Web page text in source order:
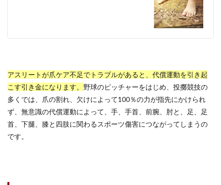
アスリートが爪ケア不足でトラブルがあると、代償運動を引き起
こす引き金になります。 野球のピッチャーをはじめ、投擲競技の
多くでは、爪の割れ、欠けによって100％の力が指先にかけられ
ず、無意識の代償運動によって、手、手首、前腕、肘と、足、足
首、下腿、膝と四肢に関わるスポーツ傷害につながってしまうの
です。